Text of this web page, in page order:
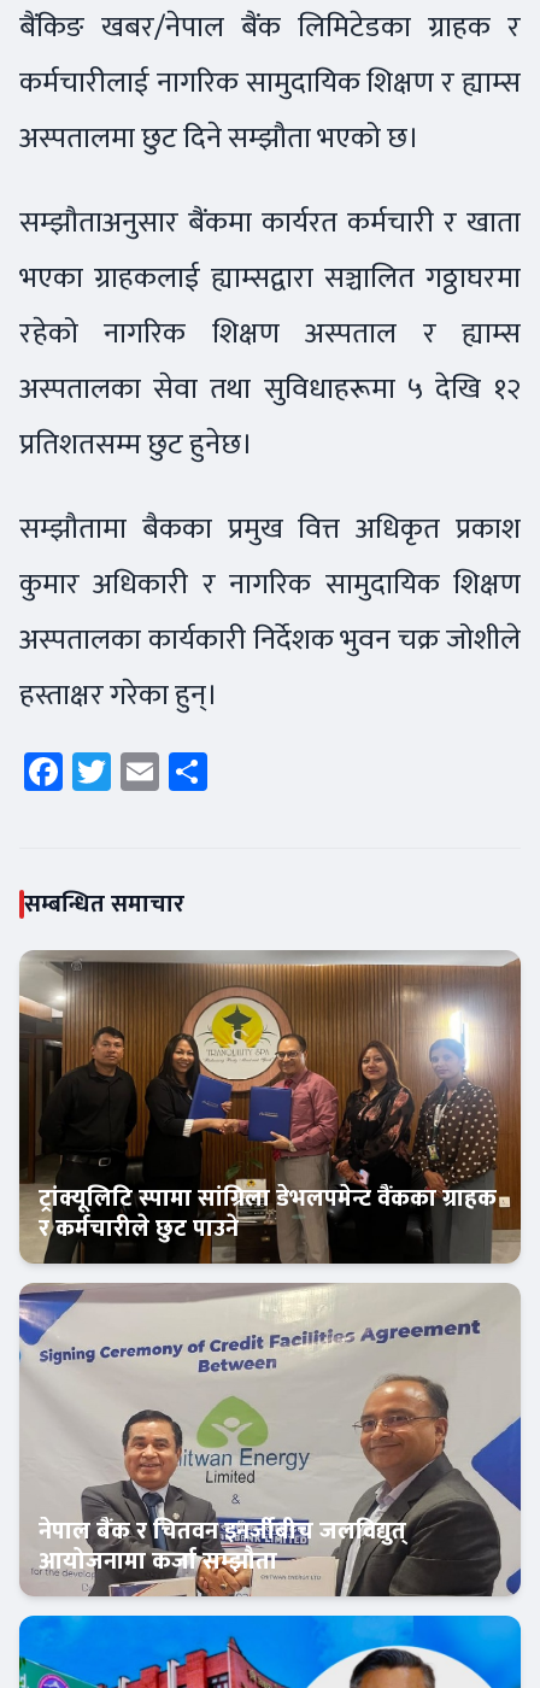
बैंकिङ खबर/नेपाल बैंक लिमिटेडका ग्राहक र
कर्मचारीलाई नागरिक सामुदायिक शिक्षण र ह्याम्स
अस्पतालमा छुट दिने सम्झौता भएको छ।
सम्झौताअनुसार बैंकमा कार्यरत कर्मचारी र खाता
भएका ग्राहकलाई ह्याम्सद्वारा सञ्चालित गठ्ठाघरमा
रहेको नागरिक शिक्षण अस्पताल र ह्याम्स
अस्पतालका सेवा तथा सुविधाहरूमा ५ देखि १२
प्रतिशतसम्म छुट हुनेछ।
सम्झौतामा बैकका प्रमुख वित्त अधिकृत प्रकाश
कुमार अधिकारी र नागरिक सामुदायिक शिक्षण
अस्पतालका कार्यकारी निर्देशक भुवन चक्र जोशीले
हस्ताक्षर गरेका हुन्।
Facebook
Twitter
Email
सम्बन्धित समाचार
बैंक-वित्त
ट्रांक्यूलिटि स्पामा सांग्रिला डेभलपमेन्ट वैंकका ग्राहक
र कर्मचारीले छुट पाउने
बैंक-वित्त
नेपाल बैंक र चितवन इनर्जीबीच जलविद्युत्
आयोजनामा कर्जा सम्झौता